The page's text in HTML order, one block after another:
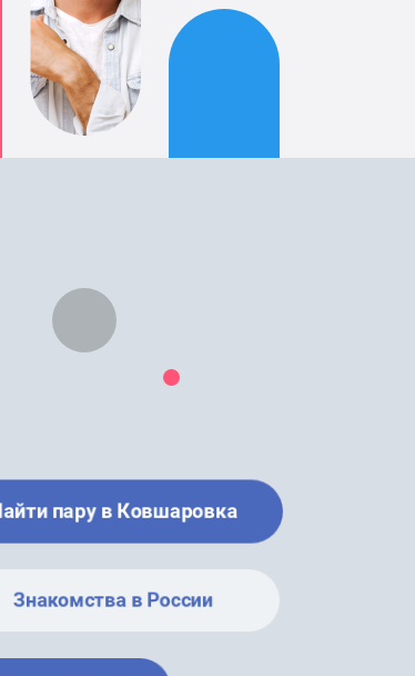
пару в Ковшаровка
Знакомства в России